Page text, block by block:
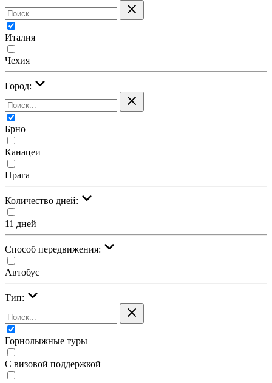
Италия
Чехия
Город:
Брно
Канацеи
Прага
Количество дней:
11 дней
Cпособ передвижения:
Автобус
Тип:
Горнолыжные туры
С визовой поддержкой